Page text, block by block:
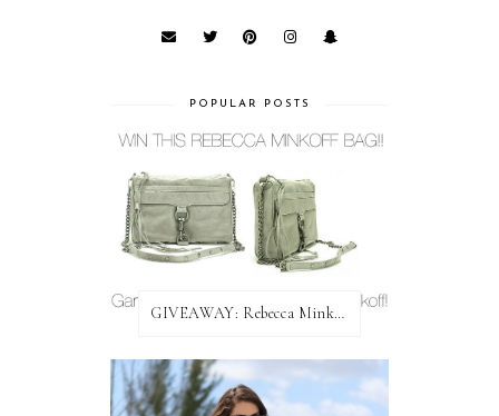
POPULAR POSTS
GIVEAWAY: Rebecca Minkoff Bag!